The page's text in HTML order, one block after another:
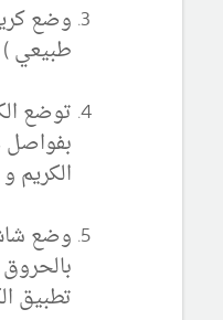
وضع
طبيعي
توضع
الكريم
وضع
تطبيق